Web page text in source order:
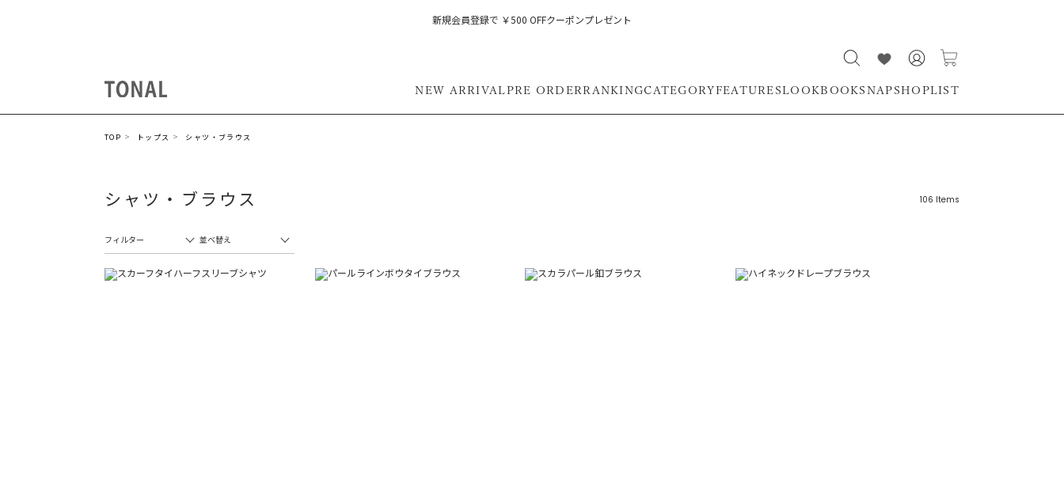
新規会員登録で ￥500 OFFクーポンプレゼント
NEW ARRIVALPRE ORDERRANKINGCATEGORYFEATURESLOOKBOOKSNAPSHOPLIST
TOP トップス シャツ・ブラウス
シャツ・ブラウス 106 Items
フィルター 並べ替え